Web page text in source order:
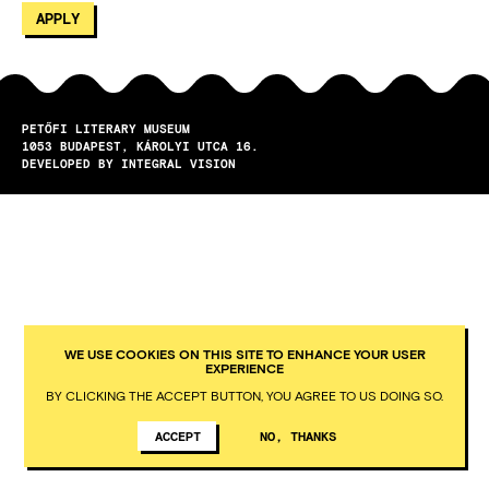
PETŐFI LITERARY MUSEUM
1053
BUDAPEST
KÁROLYI UTCA 16.
DEVELOPED BY INTEGRAL VISION
WE USE COOKIES ON THIS SITE TO ENHANCE YOUR USER
EXPERIENCE
BY CLICKING THE ACCEPT BUTTON, YOU AGREE TO US DOING SO.
ACCEPT NO, THANKS